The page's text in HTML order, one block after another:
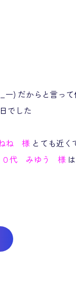
) だからと言っ
でした
ね 様 とても近
代 みゆう 様